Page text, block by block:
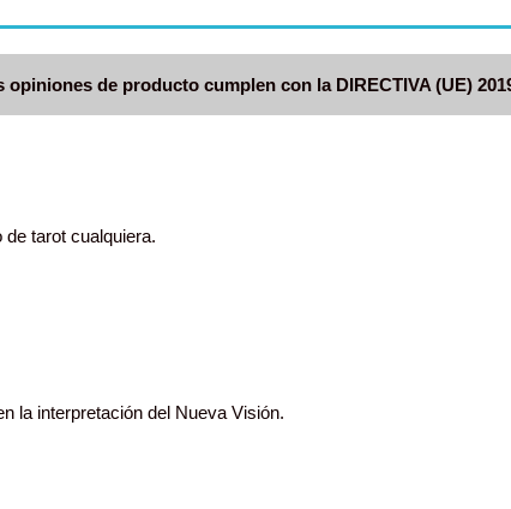
opiniones de producto cumplen con la DIRECTIVA (UE)
tarot cualquiera.
la interpretación del Nueva Visión.